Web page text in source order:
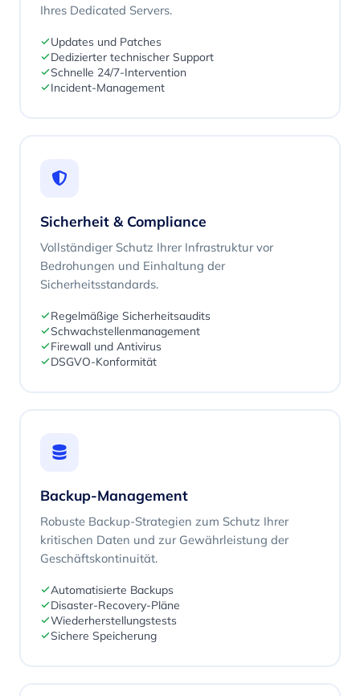
Ihres Dedicated Servers.
Updates und Patches
Dedizierter technischer Support
Schnelle 24/7-Intervention
Incident-Management
Sicherheit & Compliance
Vollständiger Schutz Ihrer Infrastruktur vor
Bedrohungen und Einhaltung der
Sicherheitsstandards.
Regelmäßige Sicherheitsaudits
Schwachstellenmanagement
Firewall und Antivirus
DSGVO-Konformität
Backup-Management
Robuste Backup-Strategien zum Schutz Ihrer
kritischen Daten und zur Gewährleistung der
Geschäftskontinuität.
Automatisierte Backups
Disaster-Recovery-Pläne
Wiederherstellungstests
Sichere Speicherung